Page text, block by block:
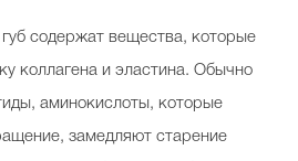
содержат вещества, которые
коллагена и эластина. Обычно
аминокислоты, которые
замедляют старение